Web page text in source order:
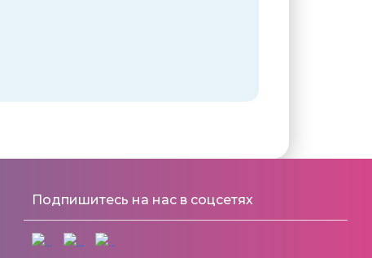
Подпишитесь на нас в соцсетях